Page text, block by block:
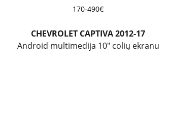
CHEVROLET CAPTIVA 2012-17
Android multimedija 10" colių ekranu
170-490€